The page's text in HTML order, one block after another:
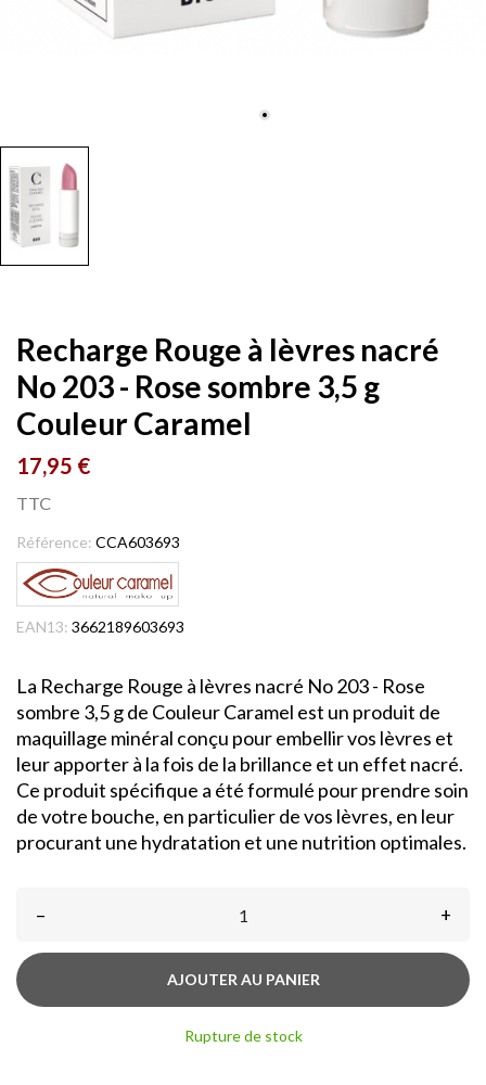
Recharge Rouge à lèvres nacré
No 203 - Rose sombre 3,5 g
Couleur Caramel
17,95 €
TTC
Référence: CCA603693
EAN13: 3662189603693
La Recharge Rouge à lèvres nacré No 203 - Rose
sombre 3,5 g de Couleur Caramel est un produit de
maquillage minéral conçu pour embellir vos lèvres et
leur apporter à la fois de la brillance et un effet nacré.
Ce produit spécifique a été formulé pour prendre soin
de votre bouche, en particulier de vos lèvres, en leur
procurant une hydratation et une nutrition optimales.
– +
AJOUTER AU PANIER
Rupture de stock